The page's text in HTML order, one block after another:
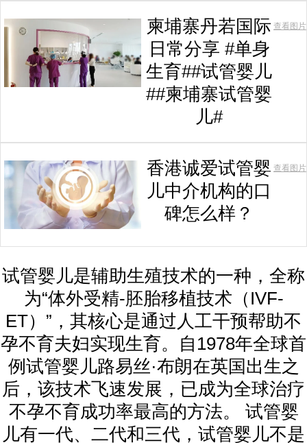
柬埔寨丹若国际
日常分享 #单身
生育##试管婴儿
##柬埔寨试管婴
儿#
查看图片
香港诚爱试管婴
儿中介机构的口
碑怎么样？
查看图片
试管婴儿是辅助生殖技术的一种，全称
为“体外受精-胚胎移植技术（IVF-
ET）”，其核心是通过人工干预帮助不
孕不育夫妇实现生育。自1978年全球首
例试管婴儿路易丝·布朗在英国出生之
后，该技术飞速发展，已成为全球治疗
不孕不育成功率最高的方法。 试管婴
儿有一代、二代和三代，试管婴儿不是